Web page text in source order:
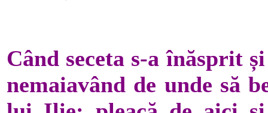
Când seceta s-a înăsprit
nemaiavând de unde să